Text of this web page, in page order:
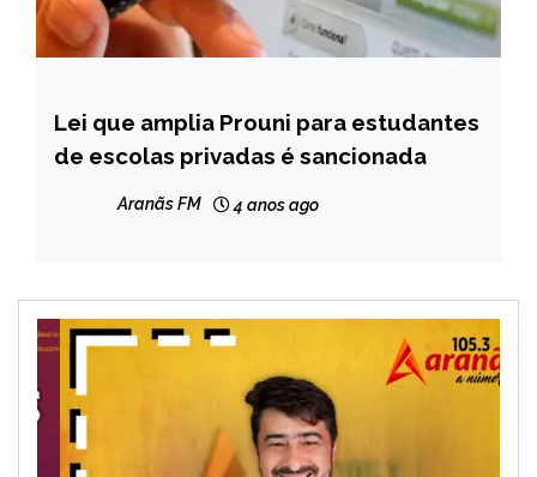
BRASIL
NOTÍCIAS
Lei que amplia Prouni para estudantes
de escolas privadas é sancionada
Aranãs FM 4 anos ago